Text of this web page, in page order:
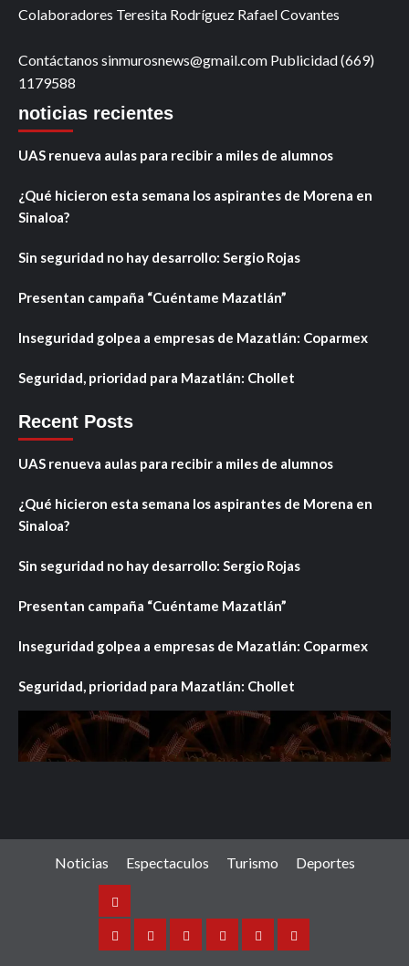
Colaboradores Teresita Rodríguez Rafael Covantes
Contáctanos sinmurosnews@gmail.com Publicidad (669)
1179588
noticias recientes
UAS renueva aulas para recibir a miles de alumnos
¿Qué hicieron esta semana los aspirantes de Morena en
Sinaloa?
Sin seguridad no hay desarrollo: Sergio Rojas
Presentan campaña “Cuéntame Mazatlán”
Inseguridad golpea a empresas de Mazatlán: Coparmex
Seguridad, prioridad para Mazatlán: Chollet
Recent Posts
UAS renueva aulas para recibir a miles de alumnos
¿Qué hicieron esta semana los aspirantes de Morena en
Sinaloa?
Sin seguridad no hay desarrollo: Sergio Rojas
Presentan campaña “Cuéntame Mazatlán”
Inseguridad golpea a empresas de Mazatlán: Coparmex
Seguridad, prioridad para Mazatlán: Chollet
Noticias Espectaculos Turismo Deportes
Noticias
SinaloaNacionalInternacionalEspectaculos
TurismoDeportes